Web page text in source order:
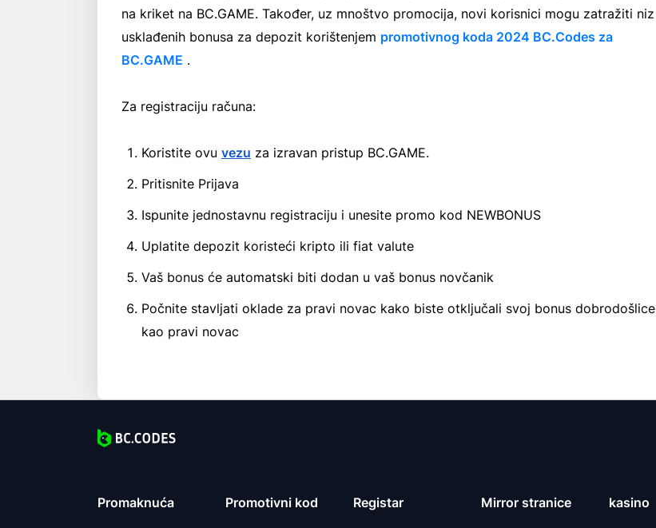
na kriket na BC.GAME. Također, uz mnoštvo promocija, novi korisnici mogu zatražiti niz
usklađenih bonusa za depozit korištenjem promotivnog koda 2024 BC.Codes za
BC.GAME .
Za registraciju računa:
Koristite ovu vezu za izravan pristup BC.GAME.
Pritisnite Prijava
Ispunite jednostavnu registraciju i unesite promo kod NEWBONUS
Uplatite depozit koristeći kripto ili fiat valute
Vaš bonus će automatski biti dodan u vaš bonus novčanik
Počnite stavljati oklade za pravi novac kako biste otključali svoj bonus dobrodošlice
kao pravi novac
Promaknuća Promotivni kod Registar Mirror stranice kasino